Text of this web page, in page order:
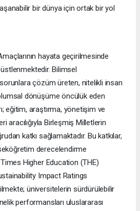
bir dünya için ortak bir yol
hayata geçirilmesinde
Bilimsel
çözüm üreten, nitelikli insan
dönüşüme öncülük eden
eğitim, araştırma, yönetişim ve
aracılığıyla Birleşmiş Milletlerin
katkı sağlamaktadır. Bu katkılar,
derecelendirme
Higher Education (THE)
Impact Ratings
üniversitelerin sürdürülebilir
performansları uluslararası